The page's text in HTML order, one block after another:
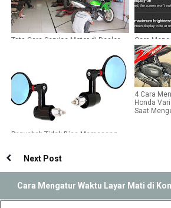
Tata Cara Service Motor di Dealer
Cara
Camera
Penyebab Tidak Bisa Memasang
4 Cara
Honda
Saat
Next Post
Cara Mengatur Waktu Layar Mati di